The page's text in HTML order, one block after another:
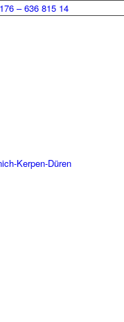
– 636 815 14
Kerpen-Düren